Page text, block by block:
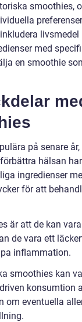
smoothies,
livsmedel
med
en smoothie
på senare år,
hälsan
ingredienser
för att
är att de kan vara
de vara ett
inflammation.
smoothies kan
konsumtion
om eventuella